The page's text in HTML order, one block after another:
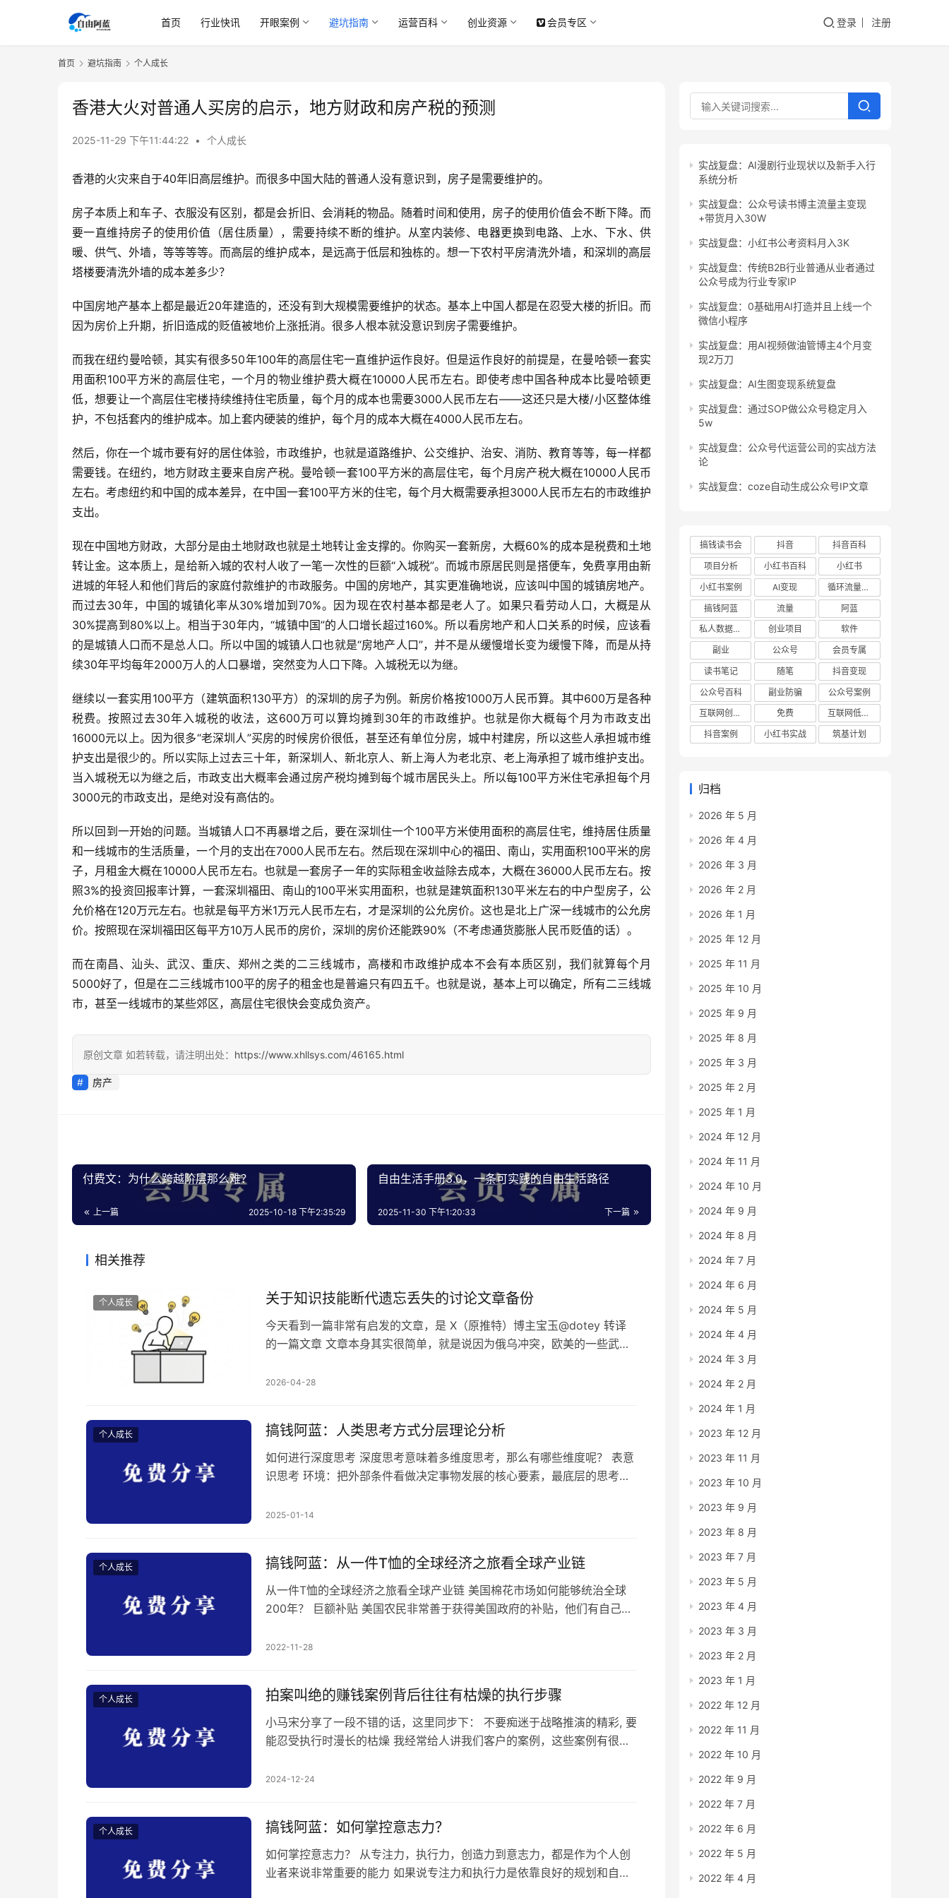
首页 行业快讯 开眼案例 避坑指南 运营百科 创业资源 会员专区 登录 注册
首页 避坑指南 个人成长
香港大火对普通人买房的启示，地方财政和房产税的预测
2025-11-29 下午11:44:22 • 个人成长
香港的火灾来自于40年旧高层维护。而很多中国大陆的普通人没有意识到，房子是需要维护的。
房子本质上和车子、衣服没有区别，都是会折旧、会消耗的物品。随着时间和使用，房子的使用价值会不断下降。而
要一直维持房子的使用价值（居住质量），需要持续不断的维护。从室内装修、电器更换到电路、上水、下水、供
暖、供气、外墙，等等等等。而高层的维护成本，是远高于低层和独栋的。想一下农村平房清洗外墙，和深圳的高层
塔楼要清洗外墙的成本差多少？
中国房地产基本上都是最近20年建造的，还没有到大规模需要维护的状态。基本上中国人都是在忍受大楼的折旧。而
因为房价上升期，折旧造成的贬值被地价上涨抵消。很多人根本就没意识到房子需要维护。
而我在纽约曼哈顿，其实有很多50年100年的高层住宅一直维护运作良好。但是运作良好的前提是，在曼哈顿一套实
用面积100平方米的高层住宅，一个月的物业维护费大概在10000人民币左右。即使考虑中国各种成本比曼哈顿更
低，想要让一个高层住宅楼持续维持住宅质量，每个月的成本也需要3000人民币左右——这还只是大楼/小区整体维
护，不包括套内的维护成本。加上套内硬装的维护，每个月的成本大概在4000人民币左右。
然后，你在一个城市要有好的居住体验，市政维护，也就是道路维护、公交维护、治安、消防、教育等等，每一样都
需要钱。在纽约，地方财政主要来自房产税。曼哈顿一套100平方米的高层住宅，每个月房产税大概在10000人民币
左右。考虑纽约和中国的成本差异，在中国一套100平方米的住宅，每个月大概需要承担3000人民币左右的市政维护
支出。
现在中国地方财政，大部分是由土地财政也就是土地转让金支撑的。你购买一套新房，大概60%的成本是税费和土地
转让金。这本质上，是给新入城的农村人收了一笔一次性的巨额“入城税”。而城市原居民则是搭便车，免费享用由新
进城的年轻人和他们背后的家庭付款维护的市政服务。中国的房地产，其实更准确地说，应该叫中国的城镇房地产。
而过去30年，中国的城镇化率从30%增加到70%。因为现在农村基本都是老人了。如果只看劳动人口，大概是从
30%提高到80%以上。相当于30年内，“城镇中国”的人口增长超过160%。所以看房地产和人口关系的时候，应该看
的是城镇人口而不是总人口。所以中国的城镇人口也就是“房地产人口”，并不是从缓慢增长变为缓慢下降，而是从持
续30年平均每年2000万人的人口暴增，突然变为人口下降。入城税无以为继。
继续以一套实用100平方（建筑面积130平方）的深圳的房子为例。新房价格按1000万人民币算。其中600万是各种
税费。按照过去30年入城税的收法，这600万可以算均摊到30年的市政维护。也就是你大概每个月为市政支出
16000元以上。因为很多“老深圳人”买房的时候房价很低，甚至还有单位分房，城中村建房，所以这些人承担城市维
护支出是很少的。所以实际上过去三十年，新深圳人、新北京人、新上海人为老北京、老上海承担了城市维护支出。
当入城税无以为继之后，市政支出大概率会通过房产税均摊到每个城市居民头上。所以每100平方米住宅承担每个月
3000元的市政支出，是绝对没有高估的。
所以回到一开始的问题。当城镇人口不再暴增之后，要在深圳住一个100平方米使用面积的高层住宅，维持居住质量
和一线城市的生活质量，一个月的支出在7000人民币左右。然后现在深圳中心的福田、南山，实用面积100平米的房
子，月租金大概在10000人民币左右。也就是一套房子一年的实际租金收益除去成本，大概在36000人民币左右。按
照3%的投资回报率计算，一套深圳福田、南山的100平米实用面积，也就是建筑面积130平米左右的中户型房子，公
允价格在120万元左右。也就是每平方米1万元人民币左右，才是深圳的公允房价。这也是北上广深一线城市的公允房
价。按照现在深圳福田区每平方10万人民币的房价，深圳的房价还能跌90%（不考虑通货膨胀人民币贬值的话）。
而在南昌、汕头、武汉、重庆、郑州之类的二三线城市，高楼和市政维护成本不会有本质区别，我们就算每个月
5000好了，但是在二三线城市100平的房子的租金也是普遍只有四五千。也就是说，基本上可以确定，所有二三线城
市，甚至一线城市的某些郊区，高层住宅很快会变成负资产。
原创文章 如若转载，请注明出处： https://www.xhllsys.com/46165.html
房产
付费文：为什么跨越阶层那么难？
上一篇 2025-10-18 下午2:35:29
自由生活手册3.0，一条可实践的自由生活路径
下一篇
2025-11-30 下午1:20:33
相关推荐
个人成长 关于知识技能断代遗忘丢失的讨论文章备份
今天看到一篇非常有启发的文章，是 X（原推特）博主宝玉@dotey 转译
的一篇文章 文章本身其实很简单，就是说因为俄乌冲突，欧美的一些武器
量导弹 结果想要生产的时候发现，自己无法生产了，因为技术断代了，对
2026-04-28
个人成长 搞钱阿蓝：人类思考方式分层理论分析
如何进行深度思考 深度思考意味着多维度思考，那么有哪些维度呢？ 表意
识思考 环境：把外部条件看做决定事物发展的核心要素，最底层的思考方
的认知，相信各种偏门左道，最容易被骗的韭菜群体 行为：把个人主观能
2025-01-14
个人成长 搞钱阿蓝：从一件T恤的全球经济之旅看全球产业链
从一件T恤的全球经济之旅看全球产业链 美国棉花市场如何能够统治全球
200年？ 巨额补贴 美国农民非常善于获得美国政府的补贴，他们有自己的
贷款保险等 这种补贴机制让更多美国农民去种棉花，直接带来强大的竞争
2022-11-28
个人成长 拍案叫绝的赚钱案例背后往往有枯燥的执行步骤
小马宋分享了一段不错的话，这里同步下： 不要痴迷于战略推演的精彩, 要
能忍受执行时漫长的枯燥 我经常给人讲我们客户的案例，这些案例有很好
例，却没有人能复制出来呢？ 这就是真正的问题所在，人在听故事、听案
2024-12-24
个人成长 搞钱阿蓝：如何掌控意志力？
如何掌控意志力？ 从专注力，执行力，创造力到意志力，都是作为个人创
业者来说非常重要的能力 如果说专注力和执行力是依靠良好的规划和自我
实战复盘：AI漫剧行业现状以及新手入行
系统分析
实战复盘：公众号读书博主流量主变现
+带货月入30W
实战复盘：小红书公考资料月入3K
实战复盘：传统B2B行业普通从业者通过
公众号成为行业专家IP
实战复盘：0基础用AI打造并且上线一个
微信小程序
实战复盘：用AI视频做油管博主4个月变
现2万刀
实战复盘：AI生图变现系统复盘
实战复盘：通过SOP做公众号稳定月入
5w
实战复盘：公众号代运营公司的实战方法
论
实战复盘：coze自动生成公众号IP文章
搞钱读书会 抖音
抖音百科
项目分析
小红书百科
小红书
小红书案例
AI变现
循环流量实验室
搞钱阿蓝
流量
阿蓝
私人数据库项目
创业项目
软件
副业
公众号
会员专属
读书笔记
随笔
抖音变现
公众号百科
副业防骗
公众号案例
互联网创业项目
免费
互联网低成本创业项目
抖音案例
小红书实战 筑基计划
归档
2026 年 5 月
2026 年 4 月
2026 年 3 月
2026 年 2 月
2026 年 1 月
2025 年 12 月
2025 年 11 月
2025 年 10 月
2025 年 9 月
2025 年 8 月
2025 年 3 月
2025 年 2 月
2025 年 1 月
2024 年 12 月
2024 年 11 月
2024 年 10 月
2024 年 9 月
2024 年 8 月
2024 年 7 月
2024 年 6 月
2024 年 5 月
2024 年 4 月
2024 年 3 月
2024 年 2 月
2024 年 1 月
2023 年 12 月
2023 年 11 月
2023 年 10 月
2023 年 9 月
2023 年 8 月
2023 年 7 月
2023 年 5 月
2023 年 4 月
2023 年 3 月
2023 年 2 月
2023 年 1 月
2022 年 12 月
2022 年 11 月
2022 年 10 月
2022 年 9 月
2022 年 7 月
2022 年 6 月
2022 年 5 月
2022 年 4 月